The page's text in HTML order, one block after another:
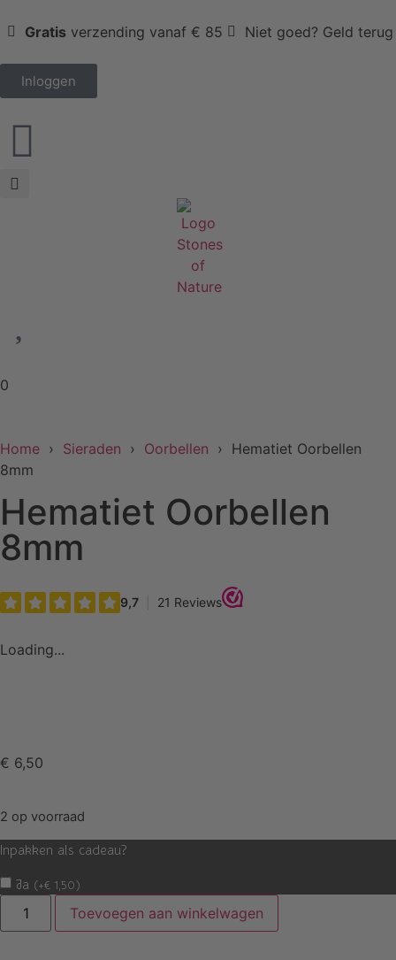
Gratis verzending vanaf € 85 Niet goed? Geld terug
Inloggen
0
Home › Sieraden › Oorbellen › Hematiet Oorbellen
8mm
Hematiet Oorbellen
8mm
Loading...
€ 6,50
2 op voorraad
Inpakken als cadeau?
Ja (+€ 1,50 )
Toevoegen aan winkelwagen